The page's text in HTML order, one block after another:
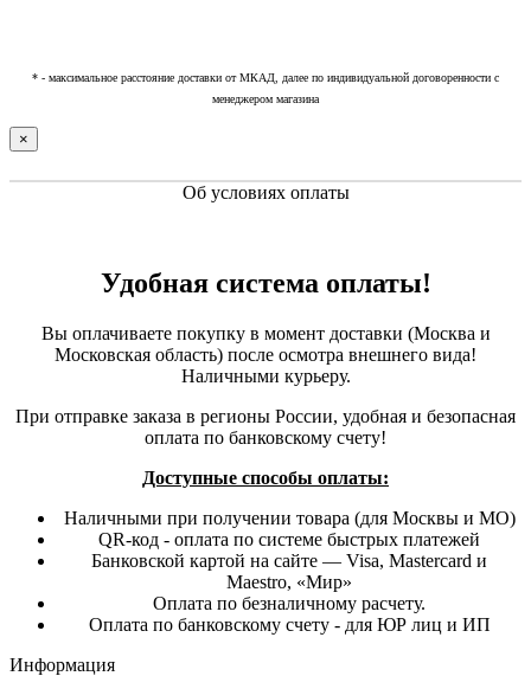
* - максимальное расстояние доставки от МКАД, далее по индивидуальной договоренности с
менеджером магазина
×
Об условиях оплаты
Удобная система оплаты!
Вы оплачиваете покупку в момент доставки (Москва и
Московская область) после осмотра внешнего вида!
Наличными курьеру.
При отправке заказа в регионы России, удобная и безопасная
оплата по банковскому счету!
Доступные способы оплаты:
Наличными при получении товара (для Москвы и МО)
QR-код - оплата по системе быстрых платежей
Банковской картой на сайте — Visa, Mastercard и
Maestro, «Мир»
Оплата по безналичному расчету.
Оплата по банковскому счету - для ЮР лиц и ИП
Информация